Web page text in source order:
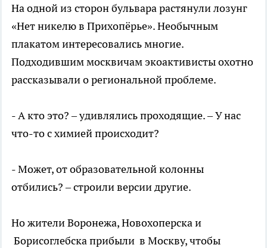
На одной из сторон бульвара растянули лозунг
«Нет никелю в Прихопёрье». Необычным
плакатом интересовались многие.
Подходившим москвичам экоактивисты охотно
рассказывали о региональной проблеме.
- А кто это? – удивлялись проходящие. – У нас
что-то с химией происходит?
- Может, от образовательной колонны
отбились? – строили версии другие.
Но жители Воронежа, Новохоперска и
Борисоглебска прибыли в Москву, чтобы